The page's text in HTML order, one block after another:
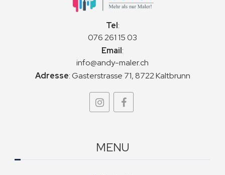
Tel:
076 261 15 03
Email:
info@andy-maler.ch
Adresse:Gasterstrasse 71, 8722 Kaltbrunn
MENU